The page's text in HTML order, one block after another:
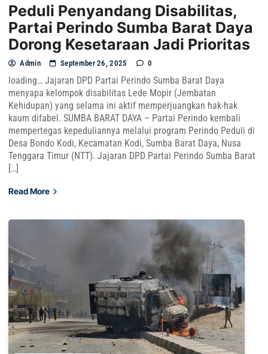
Peduli Penyandang Disabilitas,
Partai Perindo Sumba Barat Daya
Dorong Kesetaraan Jadi Prioritas
Admin September 26, 2025 0
loading… Jajaran DPD Partai Perindo Sumba Barat Daya
menyapa kelompok disabilitas Lede Mopir (Jembatan
Kehidupan) yang selama ini aktif memperjuangkan hak-hak
kaum difabel. SUMBA BARAT DAYA – Partai Perindo kembali
mempertegas kepeduliannya melalui program Perindo Peduli di
Desa Bondo Kodi, Kecamatan Kodi, Sumba Barat Daya, Nusa
Tenggara Timur (NTT). Jajaran DPD Partai Perindo Sumba Barat
[…]
Read More